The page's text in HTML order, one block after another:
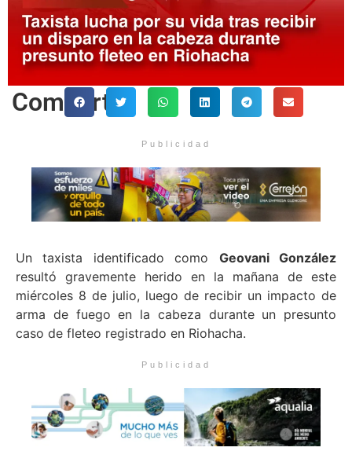
Comparte
Publicidad
Un taxista identificado como Geovani González
resultó gravemente herido en la mañana de este
miércoles 8 de julio, luego de recibir un impacto de
arma de fuego en la cabeza durante un presunto
caso de fleteo registrado en Riohacha.
Publicidad